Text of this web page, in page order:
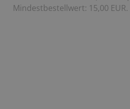
Mindestbestellwert: 15,00 EUR.